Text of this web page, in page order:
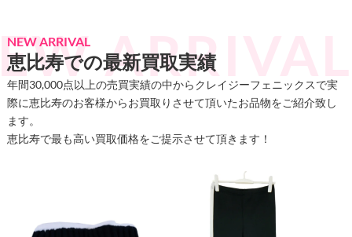
NEW ARRIVAL
恵比寿での最新買取実績
年間30,000点以上の売買実績の中からクレイジーフェニックスで実
際に恵比寿のお客様からお買取りさせて頂いたお品物をご紹介致し
ます。
恵比寿で最も高い買取価格をご提示させて頂きます！